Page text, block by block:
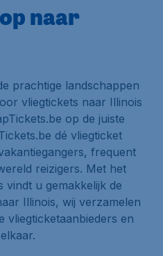
naar
prachtige landschappen
vliegtickets naar Illinois
op de juiste
dé vliegticket
frequent
reizigers. Met het
vindt u gemakkelijk de
Illinois, wij verzamelen
vliegticketaanbieders en